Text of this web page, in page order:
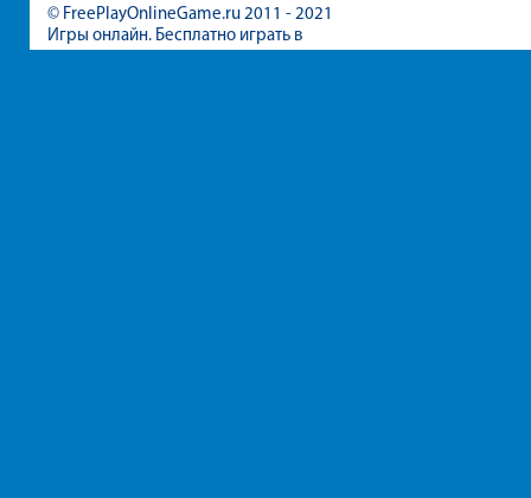
© FreePlayOnlineGame.ru 2011 - 2021
Игры онлайн. Бесплатно играть в
игры для девочек и мальчиков